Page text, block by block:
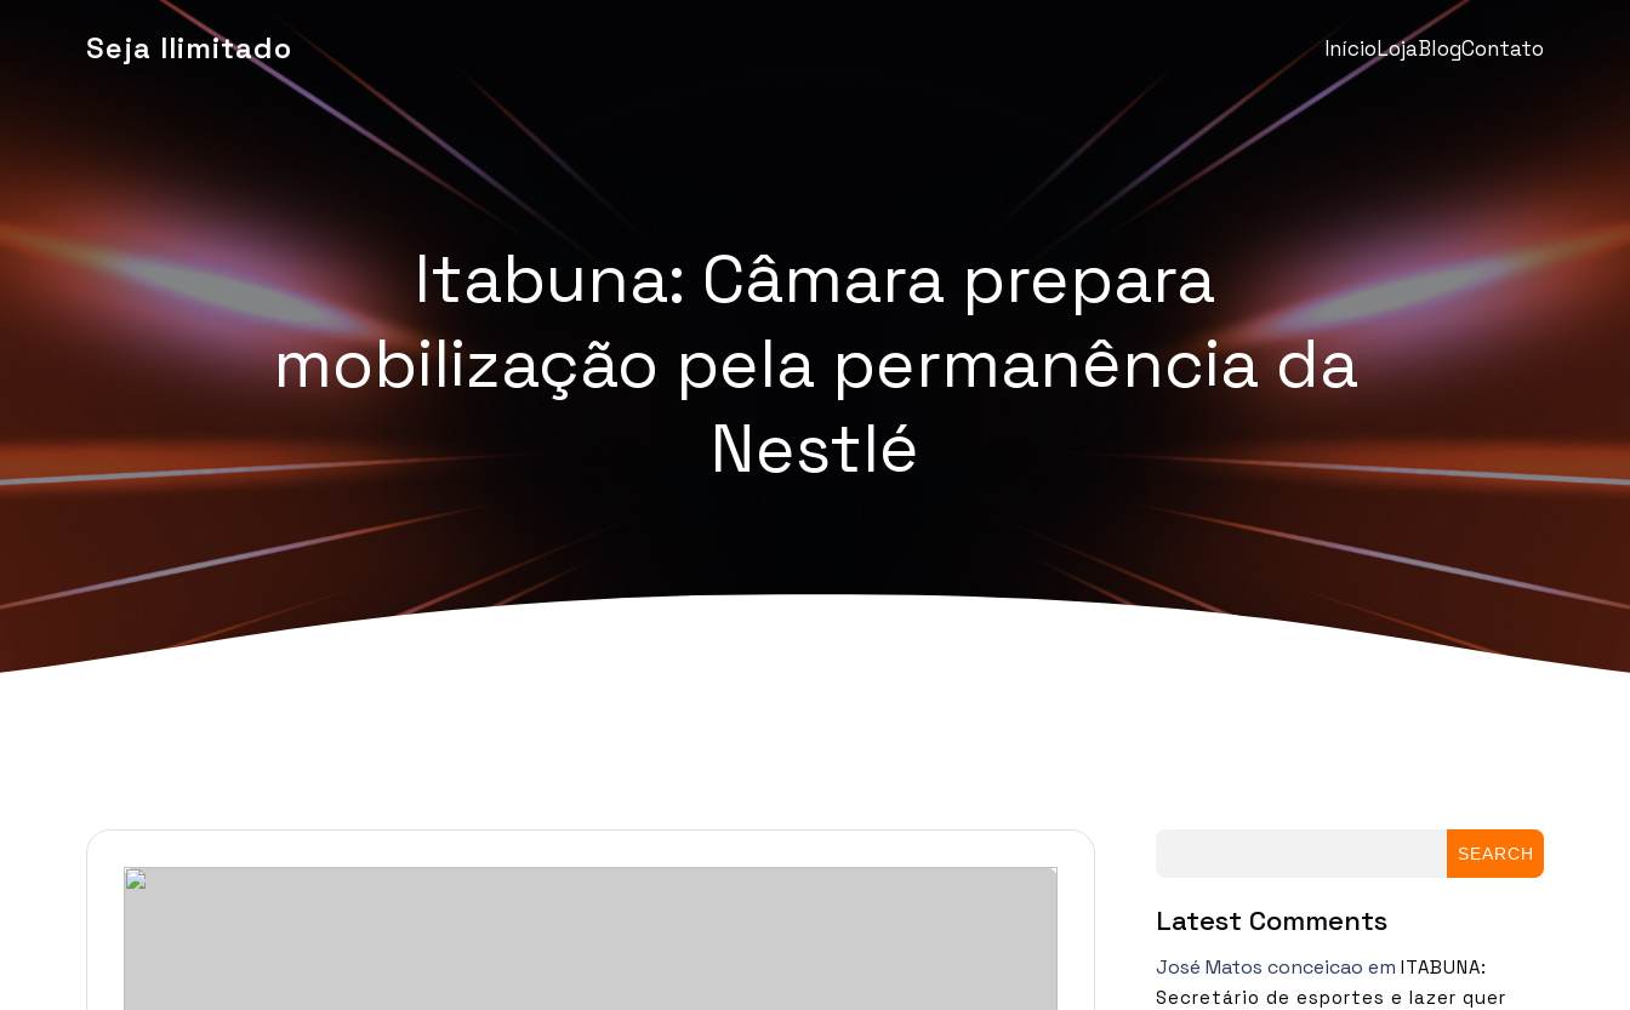
Seja Ilimitado InícioLojaBlogContato
Itabuna: Câmara prepara
mobilização pela permanência da
Nestlé
SEARCH
Latest Comments
José Matos conceicao emITABUNA:
Secretário de esportes e lazer quer